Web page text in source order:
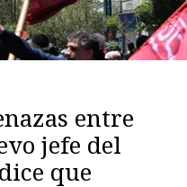
entre
jefe del
que